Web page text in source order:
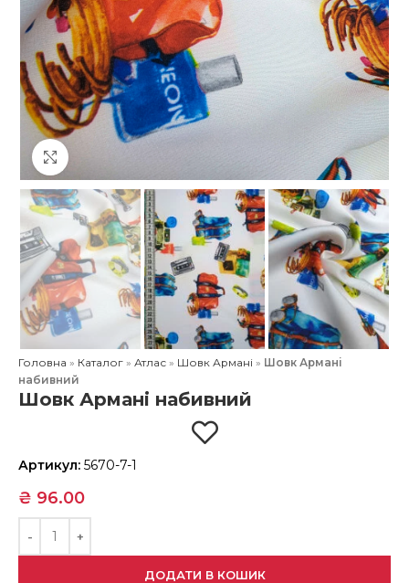
Головна » Каталог »Атлас » Шовк Армані » Шовк Армані
набивний
Шовк Армані набивний
Артикул:5670-7-1
₴ 96.00
ДОДАТИ В КОШИК